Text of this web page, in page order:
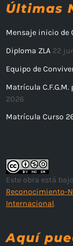
Últimas
Mensaje inicio de
Diploma ZLA 22
Equipo de
Matrícula
2026
Matrícula Curso
Este obra está
Reconocimiento-
Internacional.
Aquí